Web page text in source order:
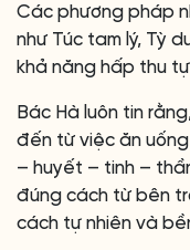
Các phương pháp
như Túc tam lý, Tỳ
khả năng hấp thu
Bác Hà luôn tin
đến từ việc ăn
– huyết – tinh –
đúng cách từ bên
cách tự nhiên và